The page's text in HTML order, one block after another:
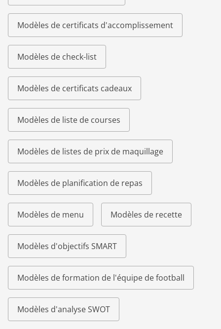
Modèles de certificats d'accomplissement
Modèles de check-list
Modèles de certificats cadeaux
Modèles de liste de courses
Modèles de listes de prix de maquillage
Modèles de planification de repas
Modèles de menu Modèles de recette
Modèles d'objectifs SMART
Modèles de formation de l'équipe de football
Modèles d'analyse SWOT